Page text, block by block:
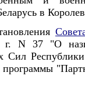
в
г. N 37 "О
Сил